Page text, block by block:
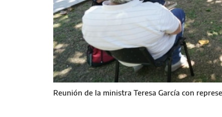
Reunión de la ministra Teresa García con